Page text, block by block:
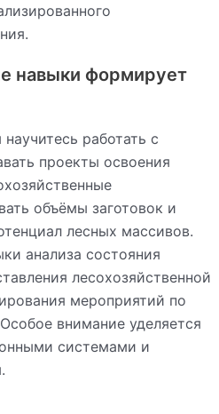
навыки формирует
работать с
проекты освоения
объёмы заготовок и
лесных массивов.
анализа состояния
лесохозяйственной
мероприятий по
внимание уделяется
системами и